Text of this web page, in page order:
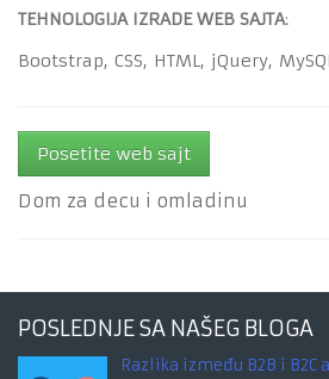
TEHNOLOGIJA IZRADE WEB SAJTA:
Bootstrap, CSS, HTML, jQuery,
Posetite web sajt
Dom za decu i omladinu
POSLEDNJE SA NAŠEG BLOGA
Razlika između B2B i B2C